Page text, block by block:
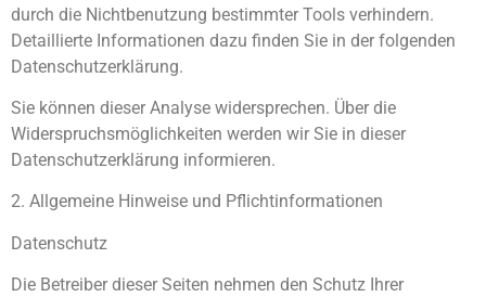
durch die Nichtbenutzung bestimmter Tools verhindern.
Detaillierte Informationen dazu finden Sie in der folgenden
Datenschutzerklärung.
Sie können dieser Analyse widersprechen. Über die
Widerspruchsmöglichkeiten werden wir Sie in dieser
Datenschutzerklärung informieren.
2. Allgemeine Hinweise und Pflichtinformationen
Datenschutz
Die Betreiber dieser Seiten nehmen den Schutz Ihrer